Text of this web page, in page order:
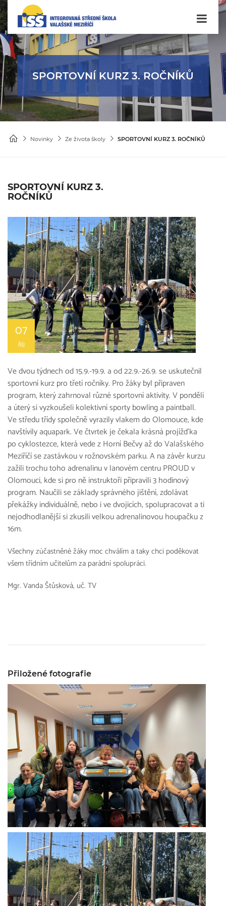
SPORTOVNÍ KURZ 3. ROČNÍKŮ
Novinky Ze života školy SPORTOVNÍ KURZ 3. ROČNÍKŮ
SPORTOVNÍ KURZ 3.
ROČNÍKŮ
07
ŘÍJ
Ve dvou týdnech od 15.9.-19.9. a od 22.9.-26.9. se uskutečnil
sportovní kurz pro třetí ročníky. Pro žáky byl připraven
program, který zahrnoval různé sportovní aktivity. V pondělí
a úterý si vyzkoušeli kolektivní sporty bowling a paintball.
Ve středu třídy společně vyrazily vlakem do Olomouce, kde
navštívily aquapark. Ve čtvrtek je čekala krásná projížďka
po cyklostezce, která vede z Horní Bečvy až do Valašského
Meziříčí se zastávkou v rožnovském parku. A na závěr kurzu
zažili trochu toho adrenalinu v lanovém centru PROUD v
Olomouci, kde si pro ně instruktoři připravili 3 hodinový
program. Naučili se základy správného jištění, zdolávat
překážky individuálně, nebo i ve dvojicích, spolupracovat a ti
nejodhodlanější si zkusili velkou adrenalinovou houpačku z
16m.
Všechny zúčastněné žáky moc chválím a taky chci poděkovat
všem třídním učitelům za parádní spolupráci.
Mgr. Vanda Štůsková, uč. TV
Přiložené fotografie